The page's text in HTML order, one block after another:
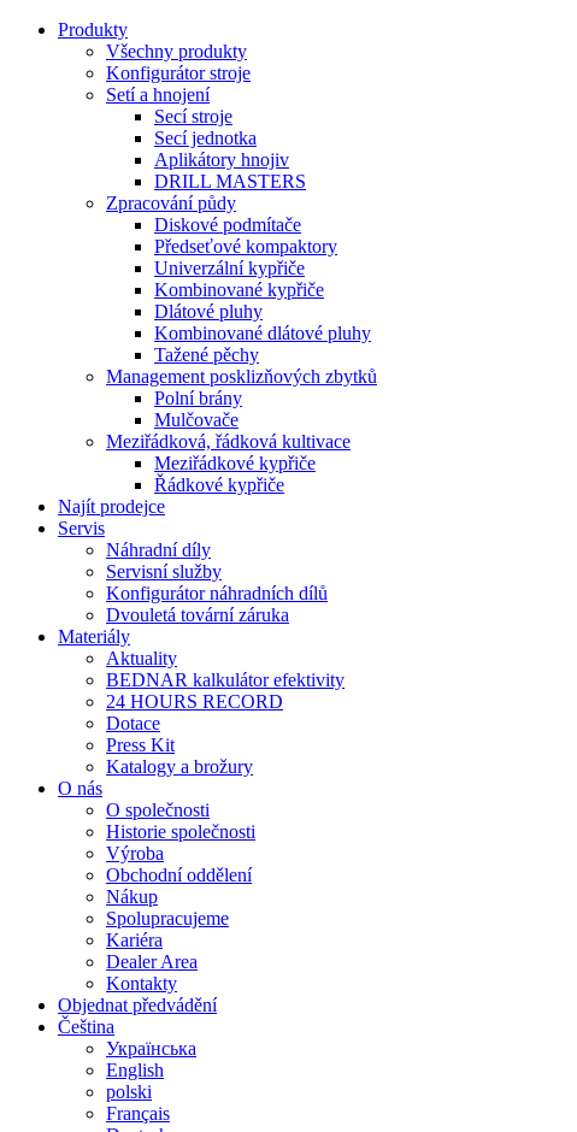
Produkty
Všechny produkty
Konfigurátor stroje
Setí a hnojení
Secí stroje
Secí jednotka
Aplikátory hnojiv
DRILL MASTERS
Zpracování půdy
Diskové podmítače
Předseťové kompaktory
Univerzální kypřiče
Kombinované kypřiče
Dlátové pluhy
Kombinované dlátové pluhy
Tažené pěchy
Management posklizňových zbytků
Polní brány
Mulčovače
Meziřádková, řádková kultivace
Meziřádkové kypřiče
Řádkové kypřiče
Najít prodejce
Servis
Náhradní díly
Servisní služby
Konfigurátor náhradních dílů
Dvouletá tovární záruka
Materiály
Aktuality
BEDNAR kalkulátor efektivity
24 HOURS RECORD
Dotace
Press Kit
Katalogy a brožury
O nás
O společnosti
Historie společnosti
Výroba
Obchodní oddělení
Nákup
Spolupracujeme
Kariéra
Dealer Area
Kontakty
Objednat předvádění
Čeština
Українська
English
polski
Français